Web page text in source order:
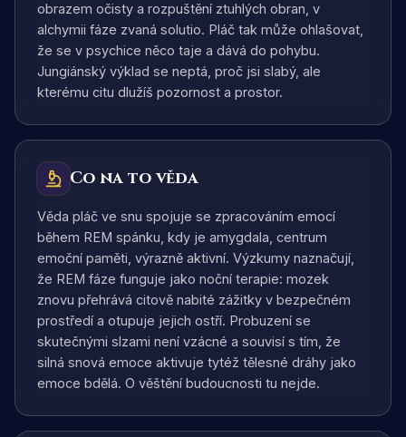
obrazem očisty a rozpuštění ztuhlých obran, v
alchymii fáze zvaná solutio. Pláč tak může ohlašovat,
že se v psychice něco taje a dává do pohybu.
Jungiánský výklad se neptá, proč jsi slabý, ale
kterému citu dlužíš pozornost a prostor.
Co na to věda
Věda pláč ve snu spojuje se zpracováním emocí
během REM spánku, kdy je amygdala, centrum
emoční paměti, výrazně aktivní. Výzkumy naznačují,
že REM fáze funguje jako noční terapie: mozek
znovu přehrává citově nabité zážitky v bezpečném
prostředí a otupuje jejich ostří. Probuzení se
skutečnými slzami není vzácné a souvisí s tím, že
silná snová emoce aktivuje tytéž tělesné dráhy jako
emoce bdělá. O věštění budoucnosti tu nejde.